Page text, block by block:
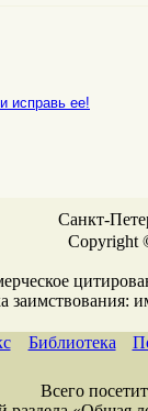
исправь ее!
Санкт-
Copyright
заимствования:
Библиотека
Всего